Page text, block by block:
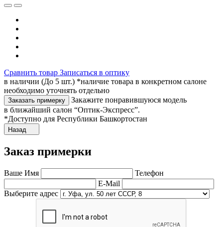
Сравнить товар Записаться в оптику
в наличии (До 5 шт.) *наличие товара в конкретном салоне
необходимо уточнять отдельно
Заказать примерку
Закажите понравившуюся модель
в ближайший салон “Оптик-Экспресс”.
*Доступно для Республики Башкортостан
Назад
Заказ примерки
Ваше Имя
Телефон
E-Mail
Выберите адрес